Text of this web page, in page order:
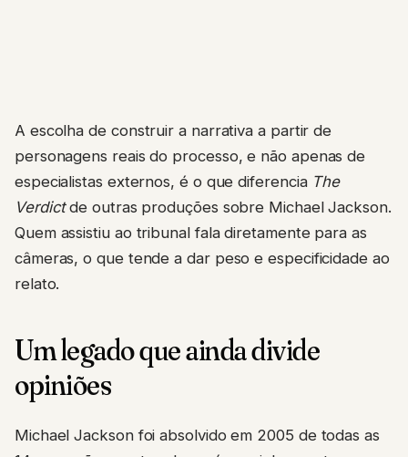
A escolha de construir a narrativa a partir de
personagens reais do processo, e não apenas de
especialistas externos, é o que diferencia The
Verdictde outras produções sobre Michael Jackson.
Quem assistiu ao tribunal fala diretamente para as
câmeras, o que tende a dar peso e especificidade ao
relato.
Um legado que ainda divide
opiniões
Michael Jackson foi absolvido em 2005 de todas as